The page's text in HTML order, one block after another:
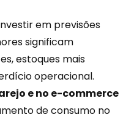
em previsões
significam
estoques mais
operacional.
e no e-commerce
de consumo no